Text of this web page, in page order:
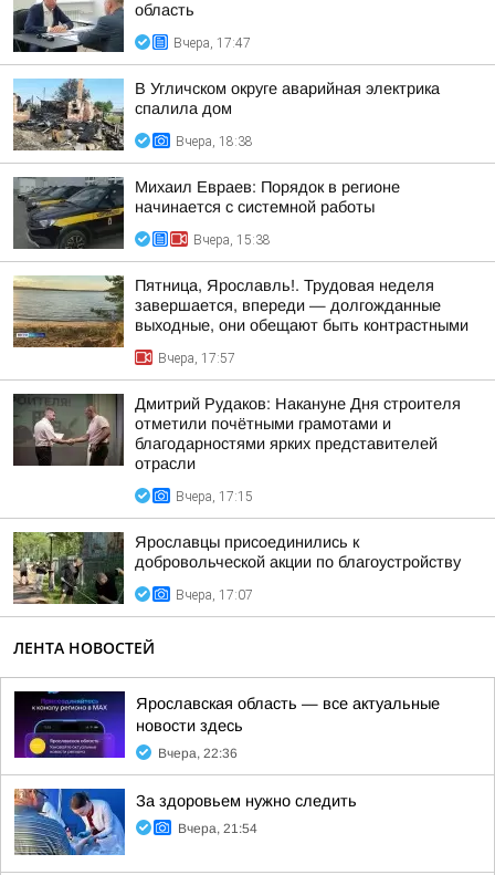
область
Вчера, 17:47
В Угличском округе аварийная электрика
спалила дом
Вчера, 18:38
Михаил Евраев: Порядок в регионе
начинается с системной работы
Вчера, 15:38
Пятница, Ярославль!. Трудовая неделя
завершается, впереди — долгожданные
выходные, они обещают быть контрастными
Вчера, 17:57
Дмитрий Рудаков: Накануне Дня строителя
отметили почётными грамотами и
благодарностями ярких представителей
отрасли
Вчера, 17:15
Ярославцы присоединились к
добровольческой акции по благоустройству
Вчера, 17:07
ЛЕНТА НОВОСТЕЙ
Ярославская область — все актуальные
новости здесь
Вчера, 22:36
За здоровьем нужно следить
Вчера, 21:54